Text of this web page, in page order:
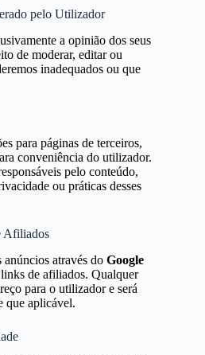
pelo Utilizador
a opinião dos seus
de moderar, editar ou
inadequados ou que
para páginas de terceiros,
conveniência do utilizador.
pelo conteúdo,
ou práticas desses
Afiliados
através do Google
de afiliados. Qualquer
para o utilizador e será
que aplicável.